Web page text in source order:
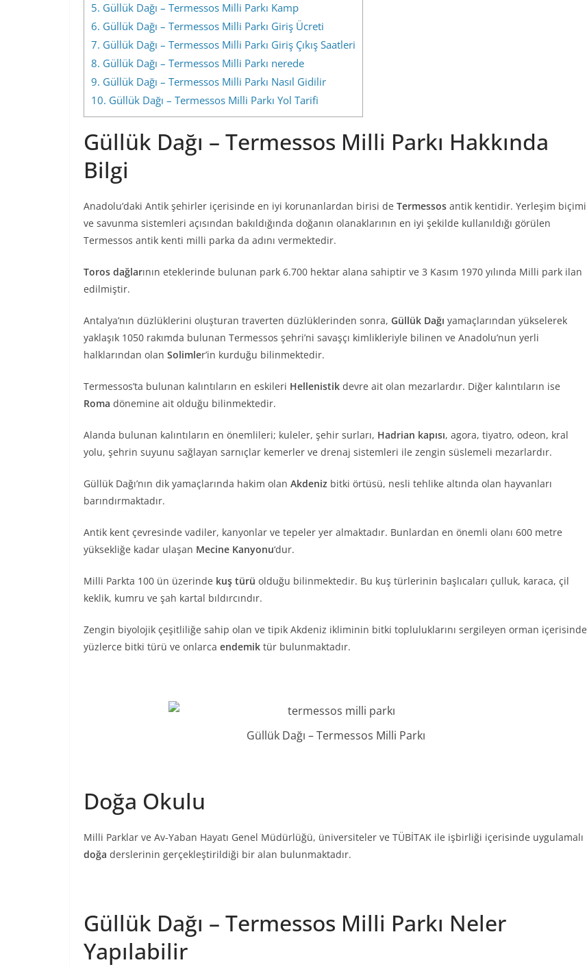
5. Güllük Dağı – Termessos Milli Parkı Kamp
6. Güllük Dağı – Termessos Milli Parkı Giriş Ücreti
7. Güllük Dağı – Termessos Milli Parkı Giriş Çıkış Saatleri
8. Güllük Dağı – Termessos Milli Parkı nerede
9. Güllük Dağı – Termessos Milli Parkı Nasıl Gidilir
10. Güllük Dağı – Termessos Milli Parkı Yol Tarifi
Güllük Dağı – Termessos Milli Parkı Hakkında
Bilgi
Anadolu’daki Antik şehirler içerisinde en iyi korunanlardan birisi de Termessos antik kentidir. Yerleşim biçimi
ve savunma sistemleri açısından bakıldığında doğanın olanaklarının en iyi şekilde kullanıldığı görülen
Termessos antik kenti milli parka da adını vermektedir.
Toros dağlarının eteklerinde bulunan park 6.700 hektar alana sahiptir ve 3 Kasım 1970 yılında Milli park ilan
edilmiştir.
Antalya’nın düzlüklerini oluşturan traverten düzlüklerinden sonra, Güllük Dağı yamaçlarından yükselerek
yaklaşık 1050 rakımda bulunan Termessos şehri’ni savaşçı kimlikleriyle bilinen ve Anadolu’nun yerli
halklarından olan Solimler’in kurduğu bilinmektedir.
Termessos’ta bulunan kalıntıların en eskileri Hellenistik devre ait olan mezarlardır. Diğer kalıntıların ise
Roma dönemine ait olduğu bilinmektedir.
Alanda bulunan kalıntıların en önemlileri; kuleler, şehir surları, Hadrian kapısı, agora, tiyatro, odeon, kral
yolu, şehrin suyunu sağlayan sarnıçlar kemerler ve drenaj sistemleri ile zengin süslemeli mezarlardır.
Güllük Dağı’nın dik yamaçlarında hakim olan Akdeniz bitki örtüsü, nesli tehlike altında olan hayvanları
barındırmaktadır.
Antik kent çevresinde vadiler, kanyonlar ve tepeler yer almaktadır. Bunlardan en önemli olanı 600 metre
yüksekliğe kadar ulaşan Mecine Kanyonu‘dur.
Milli Parkta 100 ün üzerinde kuş türü olduğu bilinmektedir. Bu kuş türlerinin başlıcaları çulluk, karaca, çil
keklik, kumru ve şah kartal bıldırcındır.
Zengin biyolojik çeşitliliğe sahip olan ve tipik Akdeniz ikliminin bitki topluluklarını sergileyen orman içerisinde
yüzlerce bitki türü ve onlarca endemik tür bulunmaktadır.
Güllük Dağı – Termessos Milli Parkı
Doğa Okulu
Milli Parklar ve Av-Yaban Hayatı Genel Müdürlüğü, üniversiteler ve TÜBİTAK ile işbirliği içerisinde uygulamalı
doğa derslerinin gerçekleştirildiği bir alan bulunmaktadır.
Güllük Dağı – Termessos Milli Parkı Neler
Yapılabilir